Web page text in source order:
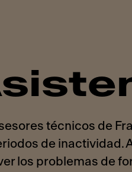
técnicos de
de inactividad.
los problemas de